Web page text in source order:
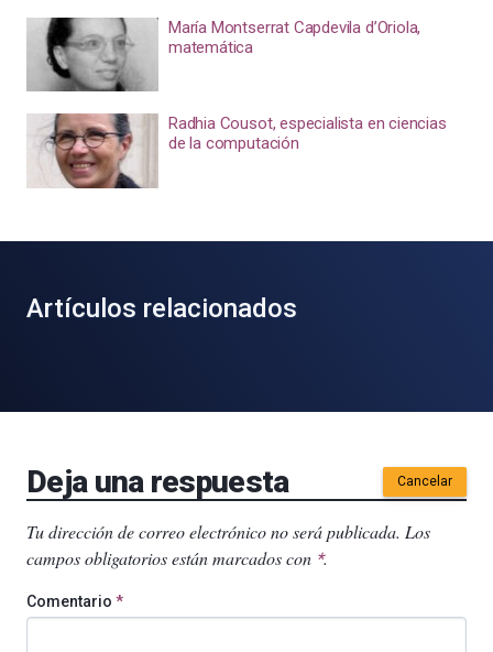
María Montserrat Capdevila d’Oriola,
matemática
Radhia Cousot, especialista en ciencias
de la computación
Artículos relacionados
Deja una respuesta Cancelar
Tu dirección de correo electrónico no será publicada. Los
campos obligatorios están marcados con *.
Comentario *